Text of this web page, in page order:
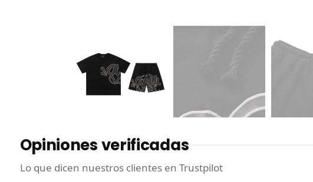
Opiniones verificadas
Lo que dicen nuestros clientes en Trustpilot